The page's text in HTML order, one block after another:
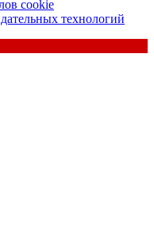
cookie
технологий